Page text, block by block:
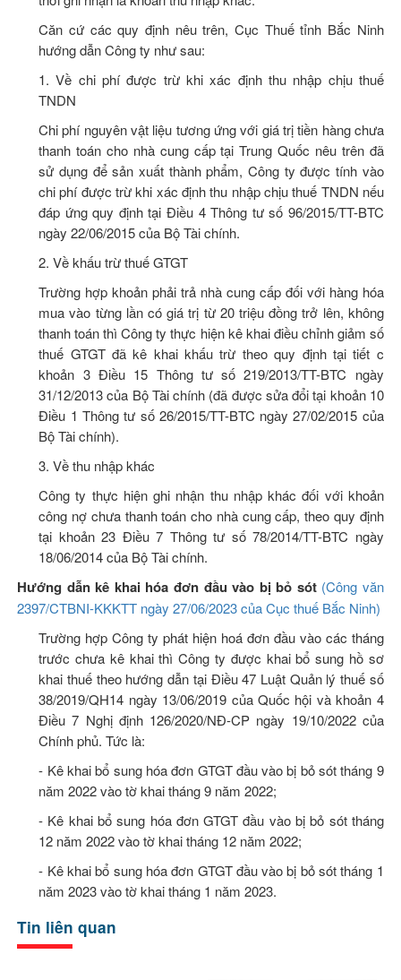
Căn cứ các quy định nêu trên, Cục Thuế tỉnh Bắc Ninh
hướng dẫn Công ty như sau:
1. Về chi phí được trừ khi xác định thu nhập chịu thuế
TNDN
Chi phí nguyên vật liệu tương ứng với giá trị tiền hàng chưa
thanh toán cho nhà cung cấp tại Trung Quốc nêu trên đã
sử dụng để sản xuất thành phẩm, Công ty được tính vào
chi phí được trừ khi xác định thu nhập chịu thuế TNDN nếu
đáp ứng quy định tại Điều 4 Thông tư số 96/2015/TT-BTC
ngày 22/06/2015 của Bộ Tài chính.
2. Về khấu trừ thuế GTGT
Trường hợp khoản phải trả nhà cung cấp đối với hàng hóa
mua vào từng lần có giá trị từ 20 triệu đồng trở lên, không
thanh toán thì Công ty thực hiện kê khai điều chỉnh giảm số
thuế GTGT đã kê khai khấu trừ theo quy định tại tiết c
khoản 3 Điều 15 Thông tư số 219/2013/TT-BTC ngày
31/12/2013 của Bộ Tài chính (đã được sửa đổi tại khoản 10
Điều 1 Thông tư số 26/2015/TT-BTC ngày 27/02/2015 của
Bộ Tài chính).
3. Về thu nhập khác
Công ty thực hiện ghi nhận thu nhập khác đối với khoản
công nợ chưa thanh toán cho nhà cung cấp, theo quy định
tại khoản 23 Điều 7 Thông tư số 78/2014/TT-BTC ngày
18/06/2014 của Bộ Tài chính.
Hướng dẫn kê khai hóa đơn đầu vào bị bỏ sót (Công văn
2397/CTBNI-KKKTT ngày 27/06/2023 của Cục thuế Bắc Ninh)
Trường hợp Công ty phát hiện hoá đơn đầu vào các tháng
trước chưa kê khai thì Công ty được khai bổ sung hồ sơ
khai thuế theo hướng dẫn tại Điều 47 Luật Quản lý thuế số
38/2019/QH14 ngày 13/06/2019 của Quốc hội và khoản 4
Điều 7 Nghị định 126/2020/NĐ-CP ngày 19/10/2022 của
Chính phủ. Tức là:
- Kê khai bổ sung hóa đơn GTGT đầu vào bị bỏ sót tháng 9
năm 2022 vào tờ khai tháng 9 năm 2022;
- Kê khai bổ sung hóa đơn GTGT đầu vào bị bỏ sót tháng
12 năm 2022 vào tờ khai tháng 12 năm 2022;
- Kê khai bổ sung hóa đơn GTGT đầu vào bị bỏ sót tháng 1
năm 2023 vào tờ khai tháng 1 năm 2023.
Tin liên quan